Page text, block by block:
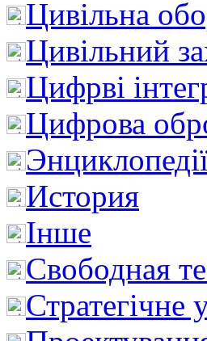
Цивільна
Цивільний
Цифрві
Цифрова
История
Інше
Свободная
Стратегічне